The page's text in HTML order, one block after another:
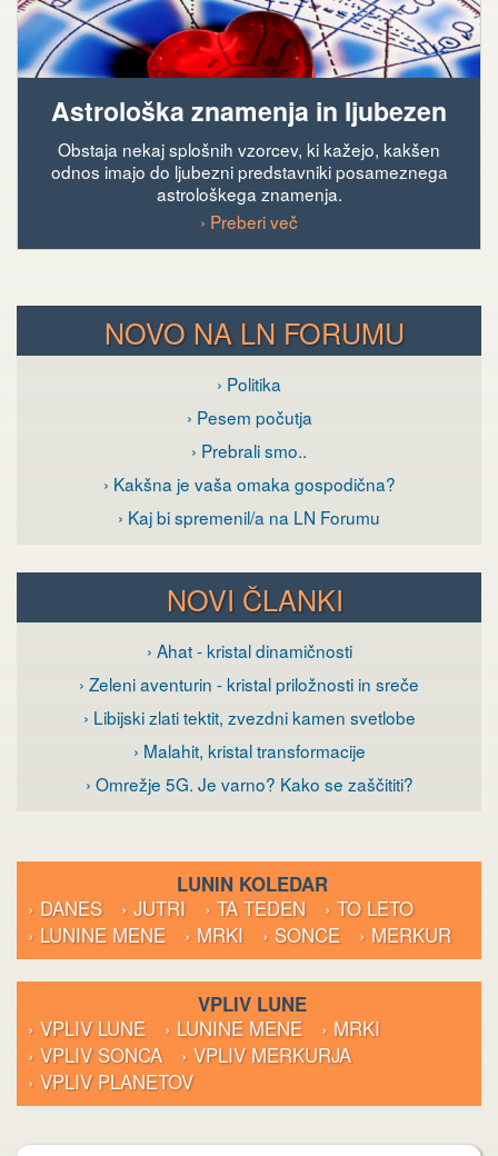
Astrološka znamenja in ljubezen
Obstaja nekaj splošnih vzorcev, ki kažejo, kakšen
odnos imajo do ljubezni predstavniki posameznega
astrološkega znamenja.
› Preberi več
NOVO NA LN FORUMU
› Politika
› Pesem počutja
› Prebrali smo..
› Kakšna je vaša omaka gospodična?
› Kaj bi spremenil/a na LN Forumu
NOVI ČLANKI
› Ahat - kristal dinamičnosti
› Zeleni aventurin - kristal priložnosti in sreče
› Libijski zlati tektit, zvezdni kamen svetlobe
› Malahit, kristal transformacije
› Omrežje 5G. Je varno? Kako se zaščititi?
LUNIN KOLEDAR
› DANES
› JUTRI › TA TEDEN
› TO LETO
› LUNINE MENE
› MRKI › SONCE › MERKUR
VPLIV LUNE
› VPLIV LUNE
› LUNINE MENE
› MRKI
› VPLIV SONCA
› VPLIV MERKURJA
› VPLIV PLANETOV